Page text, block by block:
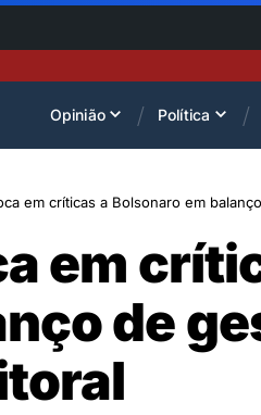
Opinião Política
em críticas a Bolsonaro em
em
de